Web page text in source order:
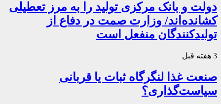
دولت و بانک مرکزی تولید را به مرز تعطیلی
کشانده‌اند/ وزارت صمت در دفاع از
تولیدکنندگان منفعل است
3 هفته قبل
صنعت غذا لنگرگاه ثبات یا قربانی
سیاست‌گذاری؟